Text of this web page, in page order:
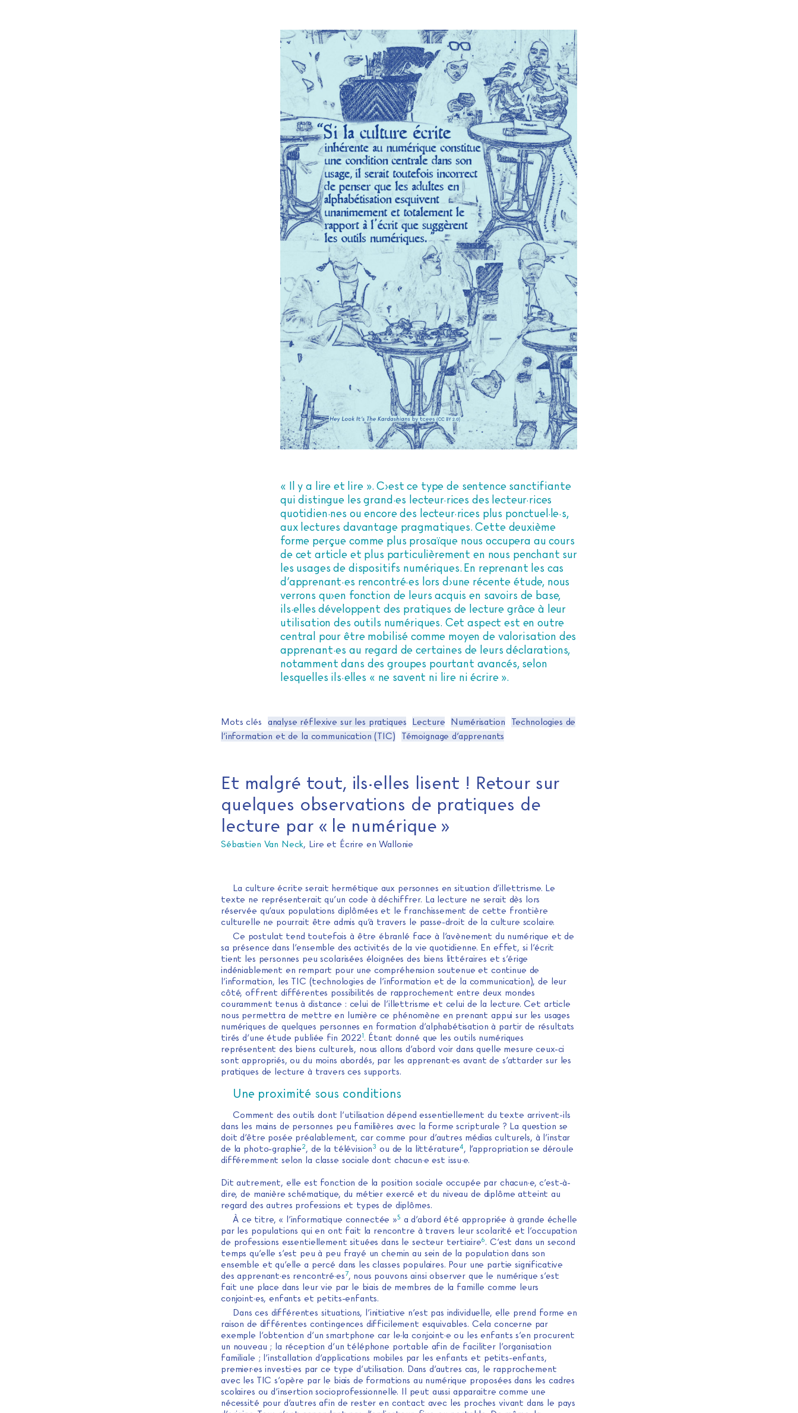
« Il y a lire et lire ». C›est ce type de sentence sanctifiante
qui distingue les grand·es lecteur·rices des lecteur·rices
quotidien·nes ou encore des lecteur·rices plus ponctuel·le·s,
aux lectures davantage pragmatiques. Cette deuxième
forme perçue comme plus prosaïque nous occupera au cours
de cet article et plus particulièrement en nous penchant sur
les usages de dispositifs numériques. En reprenant les cas
d’apprenant·es rencontré·es lors d›une récente étude, nous
verrons qu›en fonction de leurs acquis en savoirs de base,
ils·elles développent des pratiques de lecture grâce à leur
utilisation des outils numériques. Cet aspect est en outre
central pour être mobilisé comme moyen de valorisation des
apprenant·es au regard de certaines de leurs déclarations,
notamment dans des groupes pourtant avancés, selon
lesquelles ils·elles « ne savent ni lire ni écrire ».
Mots clés analyse réflexive sur les pratiques Lecture Numérisation
Technologies de
l’information et de la communication (TIC)
Témoignage d’apprenants
Et malgré tout, ils·elles lisent ! Retour sur
quelques observations de pratiques de
lecture par « le numérique »
Sébastien Van Neck, Lire et Écrire en Wallonie
La culture écrite serait hermétique aux personnes en situation d’illettrisme. Le
texte ne représenterait qu’un code à déchiffrer. La lecture ne serait dès lors
réservée qu’aux populations diplômées et le franchissement de cette frontière
culturelle ne pourrait être admis qu’à travers le passe-droit de la culture scolaire.
Ce postulat tend toutefois à être ébranlé face à l’avènement du numérique et de
sa présence dans l’ensemble des activités de la vie quotidienne. En effet, si l’écrit
tient les personnes peu scolarisées éloignées des biens littéraires et s’érige
indéniablement en rempart pour une compréhension soutenue et continue de
l’information, les TIC (technologies de l’information et de la communication), de leur
côté, offrent différentes possibilités de rapprochement entre deux mondes
couramment tenus à distance : celui de l’illettrisme et celui de la lecture. Cet article
nous permettra de mettre en lumière ce phénomène en prenant appui sur les usages
numériques de quelques personnes en formation d’alphabétisation à partir de résultats
tirés d’une étude publiée fin 20221. Étant donné que les outils numériques
représentent des biens culturels, nous allons d’abord voir dans quelle mesure ceux-ci
sont appropriés, ou du moins abordés, par les apprenant·es avant de s’attarder sur les
pratiques de lecture à travers ces supports.
Une proximité sous conditions
Comment des outils dont l’utilisation dépend essentiellement du texte arrivent-ils
dans les mains de personnes peu familières avec la forme scripturale ? La question se
doit d’être posée préalablement, car comme pour d’autres médias culturels, à l’instar
de la photo-graphie2, de la télévision3 ou de la littérature4, l’appropriation se déroule
différemment selon la classe sociale dont chacun·e est issu·e.
Dit autrement, elle est fonction de la position sociale occupée par chacun·e, c’est-à-
dire, de manière schématique, du métier exercé et du niveau de diplôme atteint au
regard des autres professions et types de diplômes.
À ce titre, « l’informatique connectée »5 a d’abord été appropriée à grande échelle
par les populations qui en ont fait la rencontre à travers leur scolarité et l’occupation
de professions essentiellement situées dans le secteur tertiaire6. C’est dans un second
temps qu’elle s’est peu à peu frayé un chemin au sein de la population dans son
ensemble et qu’elle a percé dans les classes populaires. Pour une partie significative
des apprenant·es rencontré·es7, nous pouvons ainsi observer que le numérique s’est
fait une place dans leur vie par le biais de membres de la famille comme leurs
conjoint·es, enfants et petits-enfants.
Dans ces différentes situations, l’initiative n’est pas individuelle, elle prend forme en
raison de différentes contingences difficilement esquivables. Cela concerne par
exemple l’obtention d’un smartphone car le·la conjoint·e ou les enfants s’en procurent
un nouveau ; la réception d’un téléphone portable afin de faciliter l’organisation
familiale ; l’installation d’applications mobiles par les enfants et petits-enfants,
premier·es investi·es par ce type d’utilisation. Dans d’autres cas, le rapprochement
avec les TIC s’opère par le biais de formations au numérique proposées dans les cadres
scolaires ou d’insertion socioprofessionnelle. Il peut aussi apparaitre comme une
nécessité pour d’autres afin de rester en contact avec les proches vivant dans le pays